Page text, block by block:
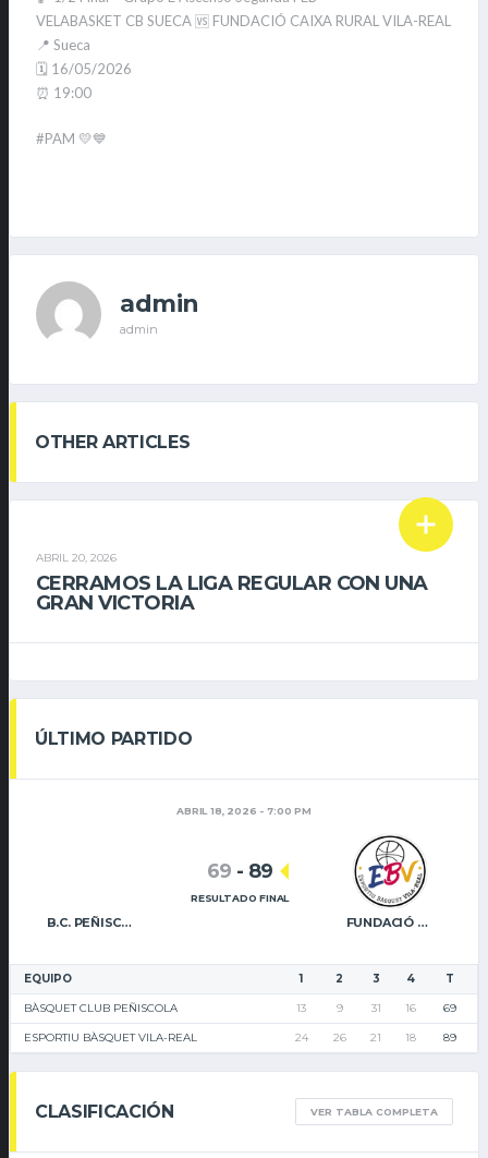
VELABASKET CB SUECA 🆚 FUNDACIÓ CAIXA RURAL VILA-REAL
📍 Sueca
🗓️ 16/05/2026
⏰ 19:00
#PAM 💛💙
admin
admin
OTHER ARTICLES
ABRIL 20, 2026
CERRAMOS LA LIGA REGULAR CON UNA
GRAN VICTORIA
ÚLTIMO PARTIDO
ABRIL 18, 2026 - 7:00 PM
B.C. PEÑISCOLA FUNDACIÓ CAIXA RURAL VILA-REAL
69 - 89
RESULTADO FINAL
EQUIPO 1 2 3 4 T
BÀSQUET CLUB PEÑISCOLA 13 9 31 16 69
ESPORTIU BÀSQUET VILA-REAL 24 26 21 18 89
CLASIFICACIÓN VER TABLA COMPLETA